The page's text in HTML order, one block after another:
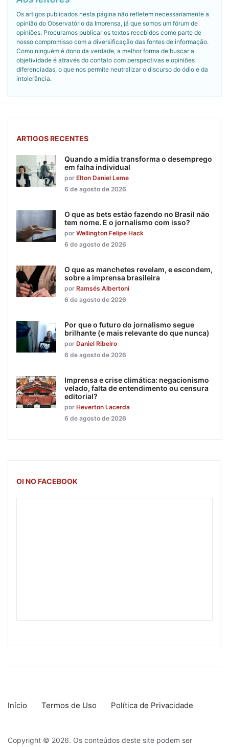
Os artigos publicados nesta página não refletem necessariamente a
opinião do Observatório da Imprensa, já que somos um fórum de
opiniões. Procuramos publicar os textos recebidos como parte de
nosso compromisso com a diversificação das fontes de informação.
Como ninguém é dono da verdade, a melhor forma de buscar a
objetividade é através do contato com perspectivas e opiniões
diferenciadas, o que nos permite neutralizar o discurso do ódio e da
intolerância.
ARTIGOS RECENTES
Quando a mídia transforma o desemprego
em falha individual
por Elton Daniel Leme
6 de agosto de 2026
O que as bets estão fazendo no Brasil não
tem nome. E o jornalismo com isso?
por Wellington Felipe Hack
6 de agosto de 2026
O que as manchetes revelam, e escondem,
sobre a imprensa brasileira
por Ramsés Albertoni
6 de agosto de 2026
Por que o futuro do jornalismo segue
brilhante (e mais relevante do que nunca)
por Daniel Ribeiro
6 de agosto de 2026
Imprensa e crise climática: negacionismo
velado, falta de entendimento ou censura
editorial?
por Heverton Lacerda
6 de agosto de 2026
OI NO FACEBOOK
Início Termos de Uso Política de Privacidade
Copyright © 2026. Os conteúdos deste site podem ser